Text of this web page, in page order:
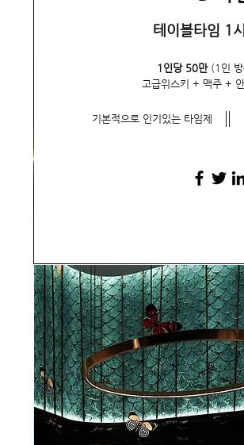
테이블타임 1
1인당 50만(1인
고급위스키 + 맥주 +
기본적으로 인기있는 타임제